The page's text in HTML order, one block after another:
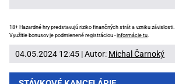
18+ Hazardné hry predstavujú riziko finančných strát a vzniku závislosti.
Využitie bonusov je podmienené registráciou -informácie tu.
04.05.2024 12:45 | Autor: Michal Čarnoký